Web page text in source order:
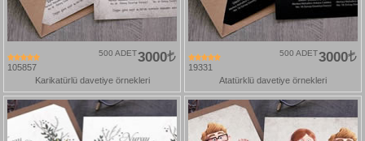
105857
3000
500 ADET
Karikatürlü davetiye örnekleri
19331
3000
500 ADET
Atatürklü davetiye örnekleri